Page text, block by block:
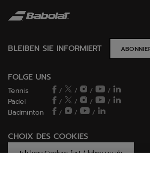
BLEIBEN SIE INFORMIERT
FOLGE UNS
Tennis / / /
/
Padel
/ / /
/
Badminton
/ / /
CHOIX DES COOKIES
Ich lege Cookies fest / lehne sie ab